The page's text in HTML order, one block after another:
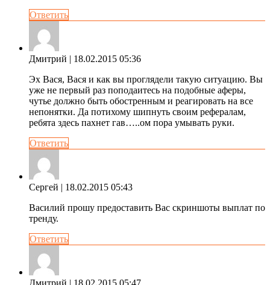
Ответить
Дмитрий | 18.02.2015 05:36
Эх Вася, Вася и как вы проглядели такую ситуацию. Вы
уже не первый раз поподаитесь на подобные аферы,
чутье должно быть обостренным и реагировать на все
непонятки. Да потихому шипнуть своим рефералам,
ребята здесь пахнет гав…..ом пора умывать руки.
Ответить
Сергей | 18.02.2015 05:43
Василий прошу предоставить Вас скриншоты выплат по
тренду.
Ответить
Дмитрий | 18.02.2015 05:47